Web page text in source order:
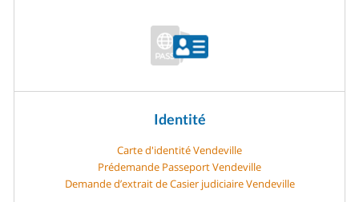
Identité
Carte d'identité Vendeville
Prédemande Passeport Vendeville
Demande d’extrait de Casier judiciaire Vendeville